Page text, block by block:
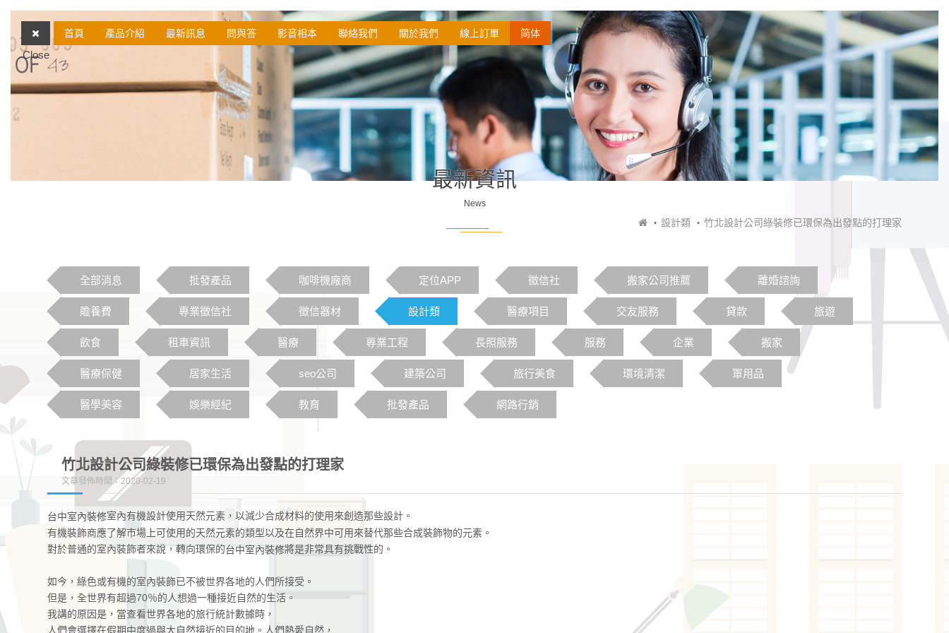
Close
首頁 產品介紹 最新訊息 問與答 影音相本 聯絡我們 關於我們 線上訂單 简体
最新資訊
News
設計類 竹北設計公司綠裝修已環保為出發點的打理家
全部消息 批發產品 咖啡機廠商 定位APP 徵信社 搬家公司推薦 離婚諮詢
贍養費 專業徵信社 徵信器材 設計類 醫療項目 交友服務 貸款 旅遊
飲食 租車資訊 醫療 專業工程 長照服務 服務 企業 搬家
醫療保健 居家生活 seo公司 建築公司 旅行美食 環境清潔 軍用品
醫學美容 娛樂經紀 教育 批發產品 網路行銷
竹北設計公司綠裝修已環保為出發點的打理家
文章發佈時間：2020-02-19
台中室內裝修室內有機設計使用天然元素，以減少合成材料的使用來創造那些設計。
有機裝飾商應了解市場上可使用的天然元素的類型以及在自然界中可用來替代那些合成裝飾物的元素。
對於普通的室內裝飾者來說，轉向環保的台中室內裝修將是非常具有挑戰性的。
如今，綠色或有機的室內裝飾已不被世界各地的人們所接受。
但是，全世界有超過70％的人想過一種接近自然的生活。
我講的原因是，當查看世界各地的旅行統計數據時，
人們會選擇在假期中度過與大自然接近的目的地。人們熱愛自然，